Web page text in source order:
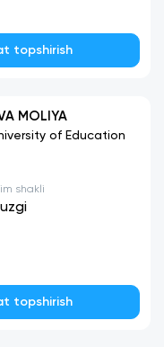
topshirish
MOLIYA
of Education
shakli
topshirish